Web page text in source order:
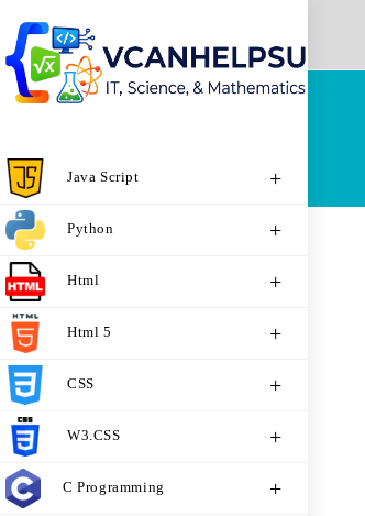
Java Script
Python
Html
Html 5
CSS
W3.CSS
C Programming